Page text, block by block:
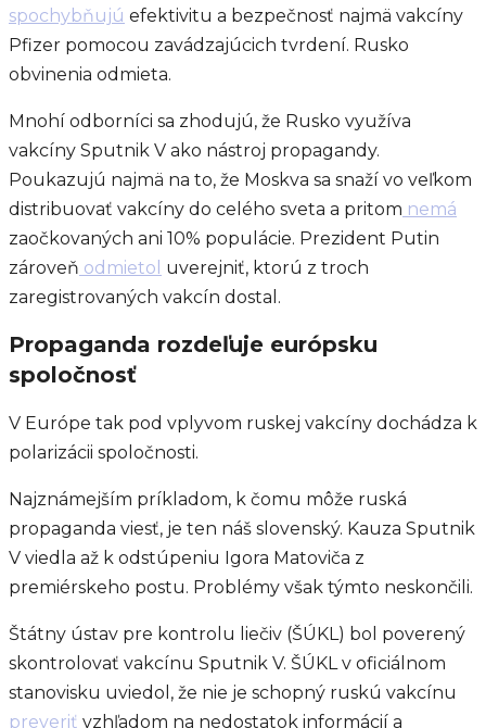
spochybňujú efektivitu a bezpečnosť najmä vakcíny
Pfizer pomocou zavádzajúcich tvrdení. Rusko
obvinenia odmieta.
Mnohí odborníci sa zhodujú, že Rusko využíva
vakcíny Sputnik V ako nástroj propagandy.
Poukazujú najmä na to, že Moskva sa snaží vo veľkom
distribuovať vakcíny do celého sveta a pritom nemá
zaočkovaných ani 10% populácie. Prezident Putin
zároveň odmietol uverejniť, ktorú z troch
zaregistrovaných vakcín dostal.
Propaganda rozdeľuje európsku
spoločnosť
V Európe tak pod vplyvom ruskej vakcíny dochádza k
polarizácii spoločnosti.
Najznámejším príkladom, k čomu môže ruská
propaganda viesť, je ten náš slovenský. Kauza Sputnik
V viedla až k odstúpeniu Igora Matoviča z
premiérskeho postu. Problémy však týmto neskončili.
Štátny ústav pre kontrolu liečiv (ŠÚKL) bol poverený
skontrolovať vakcínu Sputnik V. ŠÚKL v oficiálnom
stanovisku uviedol, že nie je schopný ruskú vakcínu
preveriť vzhľadom na nedostatok informácií a